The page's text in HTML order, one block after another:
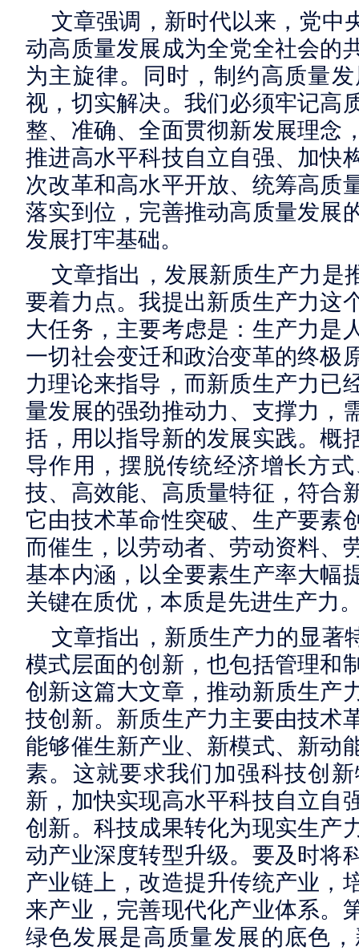
文章强调，新时代以来，党中
动高质量发展成为全党全社会的
为主旋律。同时，制约高质量
视，切实解决。我们必须牢记高
整、准确、全面贯彻新发展理念
推进高水平科技自立自强、加快
次改革和高水平开放、统筹高质
落实到位，完善推动高质量发展
发展打牢基础。
文章指出，发展新质生产力是
要着力点。我提出新质生产力这
大任务，主要考虑是：生产力是
一切社会变迁和政治变革的终极
力理论来指导，而新质生产力已
量发展的强劲推动力、支撑力，
括，用以指导新的发展实践。概
导作用，摆脱传统经济增长方
技、高效能、高质量特征，符合
它由技术革命性突破、生产要素
而催生，以劳动者、劳动资料、
基本内涵，以全要素生产率大幅
关键在质优，本质是先进生产力
文章指出，新质生产力的显著
模式层面的创新，也包括管理和
创新这篇大文章，推动新质生产
技创新。新质生产力主要由技术
能够催生新产业、新模式、新动
素。这就要求我们加强科技创
新，加快实现高水平科技自立自
创新。科技成果转化为现实生产
动产业深度转型升级。要及时将
产业链上，改造提升传统产业，
来产业，完善现代化产业体系。
绿色发展是高质量发展的底色